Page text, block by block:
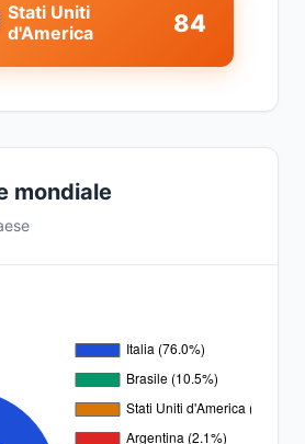
Stati Uniti
d'America
84
mondiale